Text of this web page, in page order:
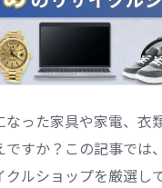
った家具や家電、衣
ですか？この記事では
クルショップを厳選し